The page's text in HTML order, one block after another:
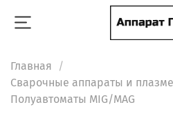
Главная
Сварочные аппараты и
Полуавтоматы MIG/MAG